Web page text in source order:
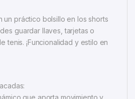
un práctico bolsillo en los shorts
guardar llaves, tarjetas o
tenis. ¡Funcionalidad y estilo en